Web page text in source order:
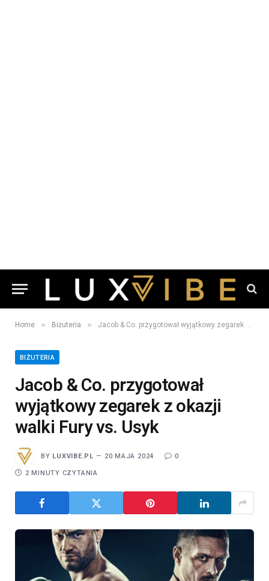
Home » Biżuteria » Jacob & Co. przygotował wyjątkowy zegarek z okazji walki Fury vs. Usyk
BIŻUTERIA
Jacob & Co. przygotował
wyjątkowy zegarek z okazji
walki Fury vs. Usyk
BY LUXVIBE.PL 20 MAJA 2024 0
2 MINUTY CZYTANIA